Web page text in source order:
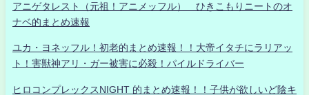
アニゲタレスト（元祖！アニメッフル） ひきこもりニートのオ
ナベ的まとめ速報
ユカ・ヨネッフル！初老的まとめ速報！！大帝イタチにラリアッ
ト！害獣神アリ・ガー被害に必殺！パイルドライバー
ヒロコンプレックスNIGHT 的まとめ速報！！子供が欲しいど陰キ